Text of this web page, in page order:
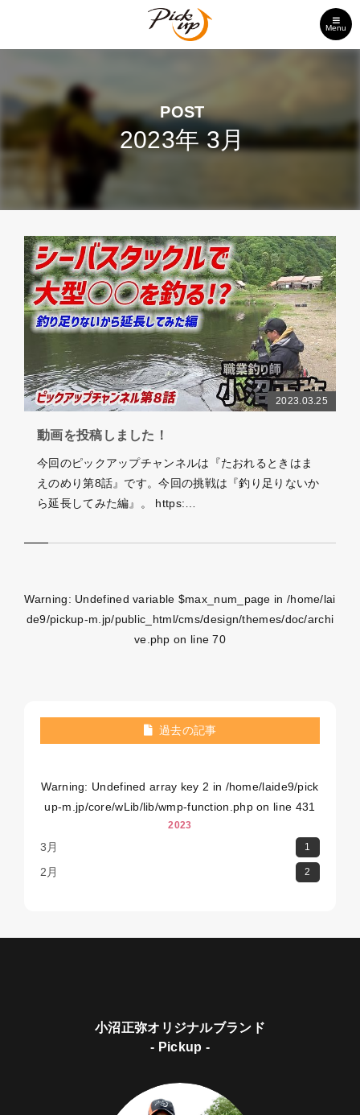
Menu
2023年 3月
POST
2023.03.25
動画を投稿しました！
今回のピックアップチャンネルは『たおれるときはま
えのめり第8話』です。今回の挑戦は『釣り足りないか
ら延長してみた編』。 https:…
Warning: Undefined variable $max_num_page in /home/lai
de9/pickup-m.jp/public_html/cms/design/themes/doc/archi
ve.php on line70
過去の記事
Warning: Undefined array key 2 in /home/laide9/pick
up-m.jp/core/wLib/lib/wmp-function.phpon line 431
2023
3月 1
2月 2
小沼正弥オリジナルブランド
- Pickup -